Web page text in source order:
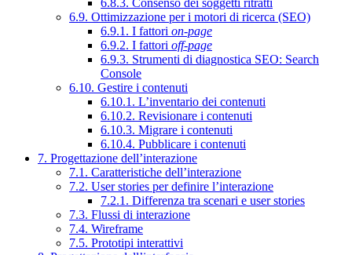
6.9. Ottimizzazione per i motori di ricerca (SEO)
6.9.1. I fattori on-page
6.9.2. I fattori off-page
6.9.3. Strumenti di diagnostica SEO: Search
Console
6.10. Gestire i contenuti
6.10.1. L’inventario dei contenuti
6.10.2. Revisionare i contenuti
6.10.3. Migrare i contenuti
6.10.4. Pubblicare i contenuti
7. Progettazione dell’interazione
7.1. Caratteristiche dell’interazione
7.2. User stories per definire l’interazione
7.2.1. Differenza tra scenari e user stories
7.3. Flussi di interazione
7.4. Wireframe
7.5. Prototipi interattivi